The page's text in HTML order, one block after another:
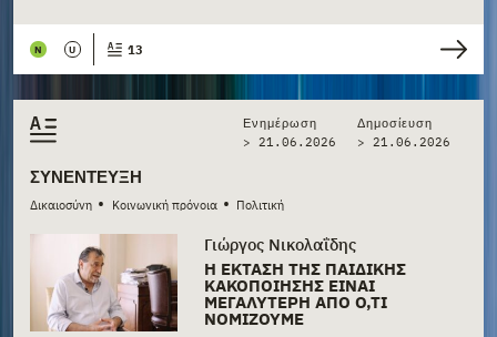
N U 13
ΣΥΝΈΝΤΕΥΞΗ
Δικαιοσύνη • Κοινωνική πρόνοια • Πολιτική
Ενημέρωση
> 21.06.2026
Δημοσίευση
> 21.06.2026
Γιώργος Νικολαΐδης
Η ΈΚΤΑΣΗ ΤΗΣ ΠΑΙΔΙΚΉΣ
ΚΑΚΟΠΟΊΗΣΗΣ ΕΊΝΑΙ
ΜΕΓΑΛΎΤΕΡΗ ΑΠΌ Ό,ΤΙ
ΝΟΜΊΖΟΥΜΕ